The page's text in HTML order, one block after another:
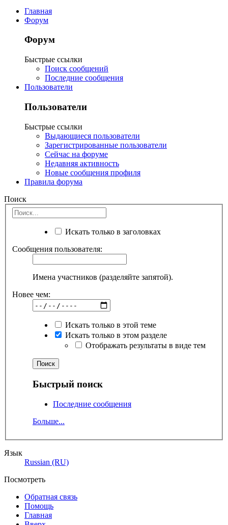
Главная
Форум
Форум
Быстрые ссылки
Поиск сообщений
Последние сообщения
Пользователи
Пользователи
Быстрые ссылки
Выдающиеся пользователи
Зарегистрированные пользователи
Сейчас на форуме
Недавняя активность
Новые сообщения профиля
Правила форума
Поиск
Искать только в заголовках
Сообщения пользователя:
Имена участников (разделяйте запятой).
Новее чем:
Искать только в этой теме
Искать только в этом разделе
Отображать результаты в виде тем
Быстрый поиск
Последние сообщения
Больше...
Язык
Russian (RU)
Посмотреть
Обратная связь
Помощь
Главная